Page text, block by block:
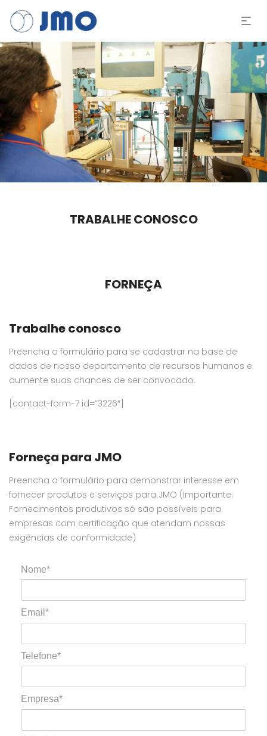
TRABALHE CONOSCO
FORNEÇA
Trabalhe conosco
Preencha o formulário para se cadastrar na base de
dados de nosso departamento de recursos humanos e
aumente suas chances de ser convocado.
[contact-form-7 id=”3226″]
Forneça para JMO
Preencha o formulário para demonstrar interesse em
fornecer produtos e serviços para JMO (Importante:
Fornecimentos produtivos só são possíveis para
empresas com certificação que atendam nossas
exigências de conformidade)
Nome*
Email*
Telefone*
Empresa*